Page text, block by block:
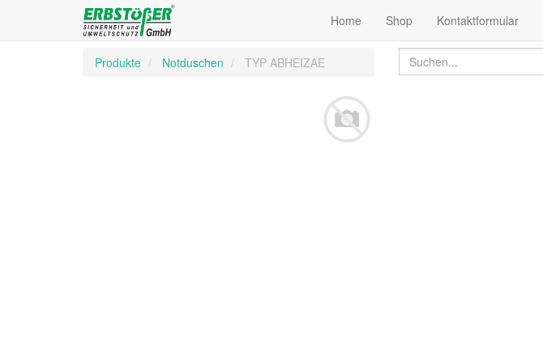
Home Shop Kontaktformular
Produkte Notduschen TYP ABHEIZAE